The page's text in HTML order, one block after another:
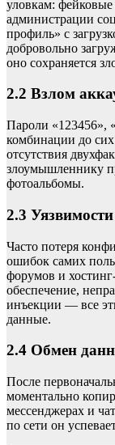
уловкам:
администрации
профиль» с
добровольно
оно сохраняется
2.2 Взлом
Пароли «123456»,
комбинации до
отсутствия
злоумышленнику
фотоальбомы.
2.3
Часто потеря
ошибок самих
форумов и
обеспечение,
инъекции — все
данные.
2.4 Обмен
После
моментально
мессенджерах и
по сети он